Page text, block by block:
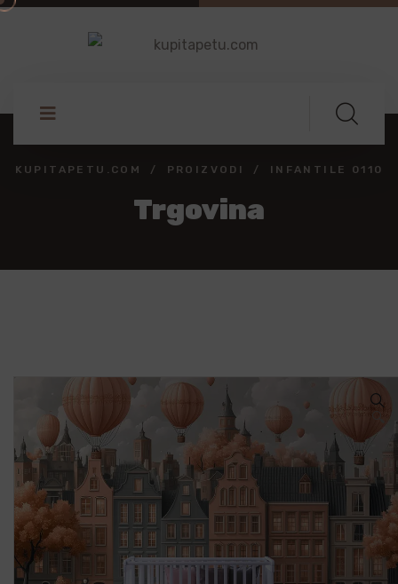
KUPITAPETU.COM PROIZVODI INFANTILE 0110
Trgovina
🔍